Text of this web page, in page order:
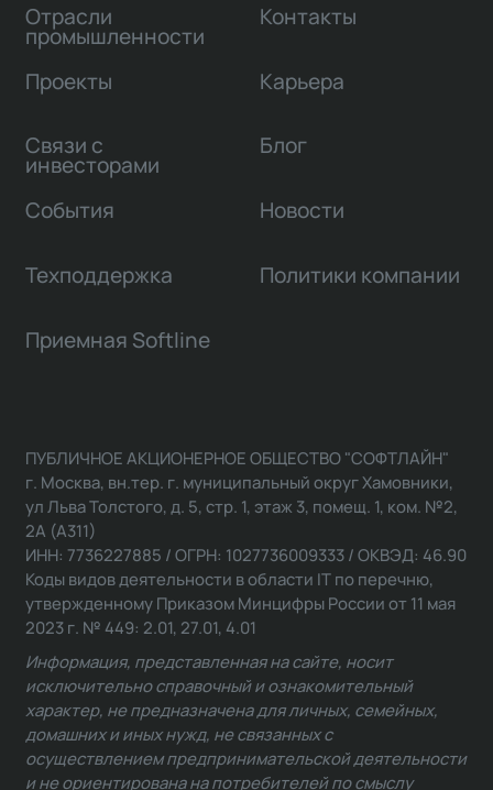
Отрасли
промышленности
Проекты
Связи с
инвесторами
Контакты
Карьера
Блог
События Новости
Техподдержка Политики компании
Приемная Softline
ПУБЛИЧНОЕ АКЦИОНЕРНОЕ ОБЩЕСТВО "СОФТЛАЙН"
г. Москва, вн.тер. г. муниципальный округ Хамовники,
ул Льва Толстого, д. 5, стр. 1, этаж 3, помещ. 1, ком. №2,
2А (А311)
ИНН: 7736227885 / ОГРН: 1027736009333 / ОКВЭД: 46.90
Коды видов деятельности в области IT по перечню,
утвержденному Приказом Минцифры России от 11 мая
2023 г. № 449: 2.01, 27.01, 4.01
Информация, представленная на сайте, носит
исключительно справочный и ознакомительный
характер, не предназначена для личных, семейных,
домашних и иных нужд, не связанных с
осуществлением предпринимательской деятельности
и не ориентирована на потребителей по смыслу